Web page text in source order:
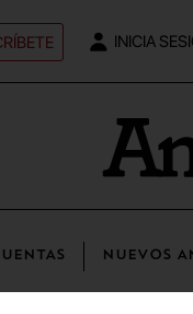
INICIA
NUEVOS